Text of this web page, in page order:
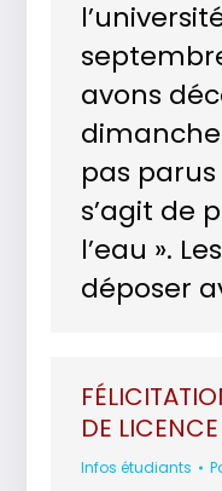
avons
dimanche
pas
s’agit de
l’eau ».
déposer
DE LICENCE
Infos étudiants